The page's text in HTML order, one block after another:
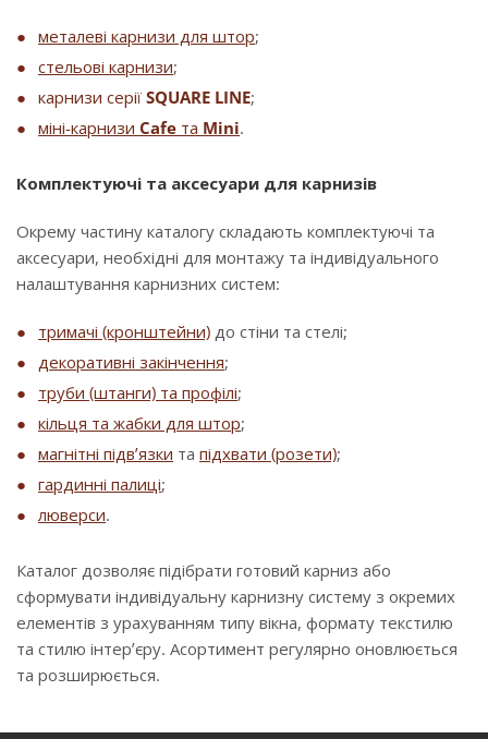
металеві карнизи для штор;
стельові карнизи;
карнизи серії SQUARE LINE;
міні-карнизи Cafe та Mini.
Комплектуючі та аксесуари для карнизів
Окрему частину каталогу складають комплектуючі та
аксесуари, необхідні для монтажу та індивідуального
налаштування карнизних систем:
тримачі (кронштейни) до стіни та стелі;
декоративні закінчення;
труби (штанги) та профілі;
кільця та жабки для штор;
магнітні підв’язки та підхвати (розети);
гардинні палиці;
люверси.
Каталог дозволяє підібрати готовий карниз або
сформувати індивідуальну карнизну систему з окремих
елементів з урахуванням типу вікна, формату текстилю
та стилю інтер’єру. Асортимент регулярно оновлюється
та розширюється.